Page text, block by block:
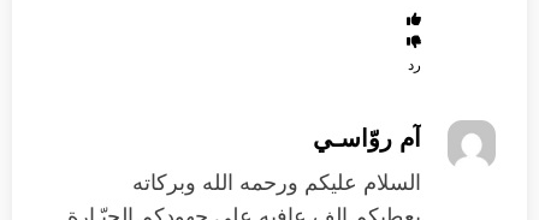
رد
آم روّاسـي
السلام عليكم ورحمه الله وبركاته